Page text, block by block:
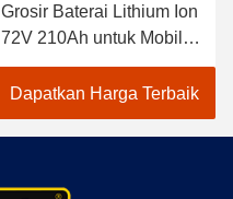
Grosir Baterai Lithium Ion
72V 210Ah untuk Mobil
Golf Kendaraan
Berkecepatan Rendah
Dapatkan Harga Terbaik